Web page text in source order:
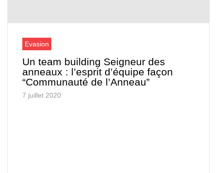
Evasion
Un team building Seigneur des
anneaux : l’esprit d’équipe façon
“Communauté de l’Anneau”
7 juillet 2020